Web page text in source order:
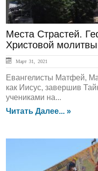
Места Страстей.
Христовой молитвы
Март 31, 2021
Евангелисты Матфей,
как Иисус, завершив
учениками на...
Читать Далее... »
ЛЕНТА